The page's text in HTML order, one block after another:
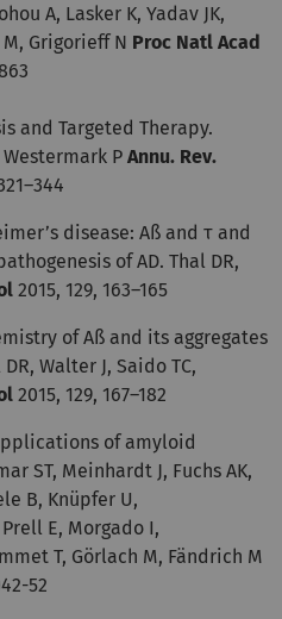
A, Lasker K, Yadav JK,
Grigorieff N Proc Natl Acad
and Targeted Therapy.
P Annu. Rev.
disease: Aß and τ and
of AD. Thal DR,
2015, 129, 163–165
of Aß and its aggregates
Walter J, Saido TC,
2015, 129, 167–182
of amyloid
ST, Meinhardt J, Fuchs AK,
B, Knüpfer U,
E, Morgado I,
T, Görlach M, Fändrich M
52